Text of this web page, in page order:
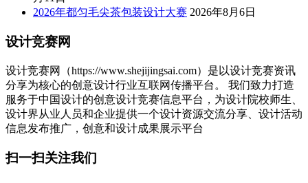
2026年都匀毛尖茶包装设计大赛 2026年8月6日
设计竞赛网
设计竞赛网（https://www.shejijingsai.com）是以设计竞赛资讯
分享为核心的创意设计行业互联网传播平台。 我们致力打造
服务于中国设计的创意设计竞赛信息平台，为设计院校师生、
设计界从业人员和企业提供一个设计资源交流分享、设计活动
信息发布推广，创意和设计成果展示平台
扫一扫关注我们